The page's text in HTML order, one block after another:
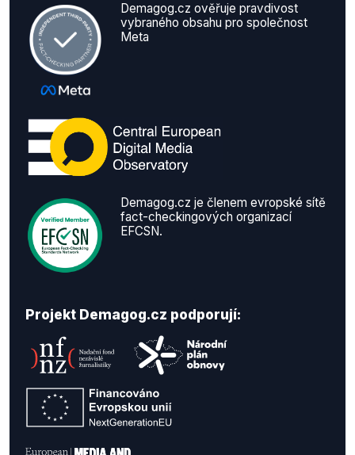
Demagog.cz ověřuje pravdivost
vybraného obsahu pro společnost
Meta
Demagog.cz je členem evropské sítě
fact-checkingových organizací
EFCSN.
Projekt Demagog.cz podporují: